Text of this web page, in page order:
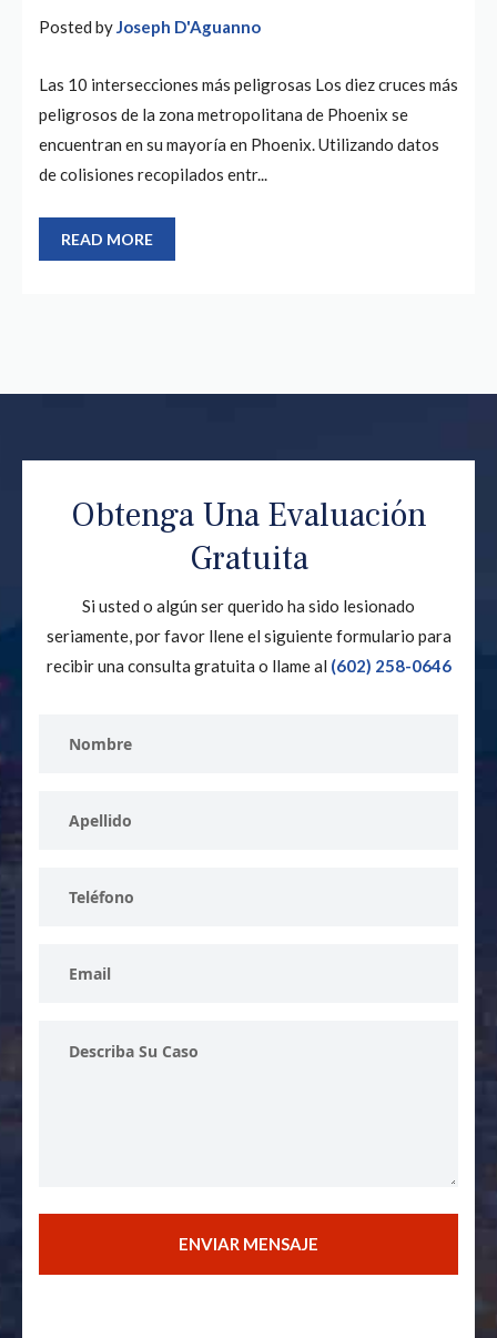
Posted byJoseph D'Aguanno
Las 10 intersecciones más peligrosas Los diez cruces más
peligrosos de la zona metropolitana de Phoenix se
encuentran en su mayoría en Phoenix. Utilizando datos
de colisiones recopilados entr...
READ MORE
Obtenga Una Evaluación
Gratuita
Si usted o algún ser querido ha sido lesionado
seriamente, por favor llene el siguiente formulario para
recibir una consulta gratuita o llame al (602) 258-0646